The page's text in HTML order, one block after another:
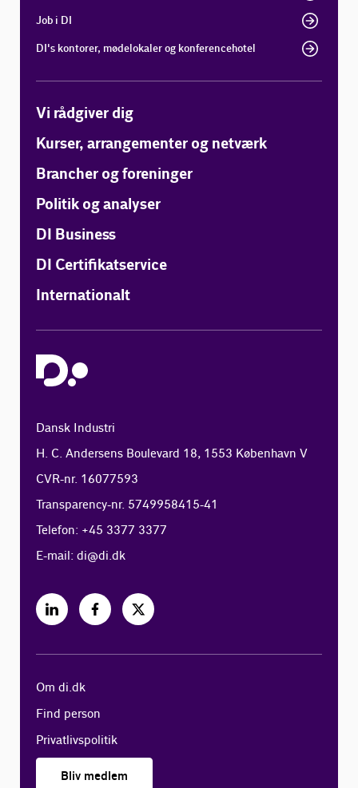
Job i DI
DI's kontorer, mødelokaler og konferencehotel
Vi rådgiver dig
Kurser, arrangementer og netværk
Brancher og foreninger
Politik og analyser
DI Business
DI Certifikatservice
Internationalt
Dansk Industri
H. C. Andersens Boulevard 18, 1553 København V
CVR-nr. 16077593
Transparency-nr. 5749958415-41
Telefon: +45 3377 3377
E-mail:di@di.dk
Om di.dk
Find person
Privatlivspolitik
Bliv medlem